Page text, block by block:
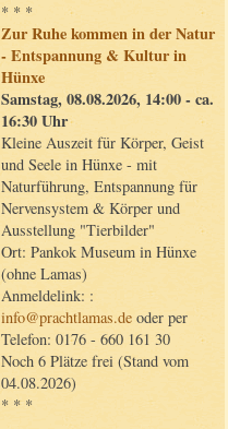
* * *
Zur Ruhe kommen in der Natur
- Entspannung & Kultur in
Hünxe
Samstag, 08.08.2026, 14:00 - ca.
16:30 Uhr
Kleine Auszeit für Körper, Geist
und Seele in Hünxe - mit
Naturführung, Entspannung für
Nervensystem & Körper und
Ausstellung "Tierbilder"
Ort: Pankok Museum in Hünxe
(ohne Lamas)
Anmeldelink: :
info@prachtlamas.de oder per
Telefon: 0176 - 660 161 30
Noch 6 Plätze frei (Stand vom
04.08.2026)
* * *